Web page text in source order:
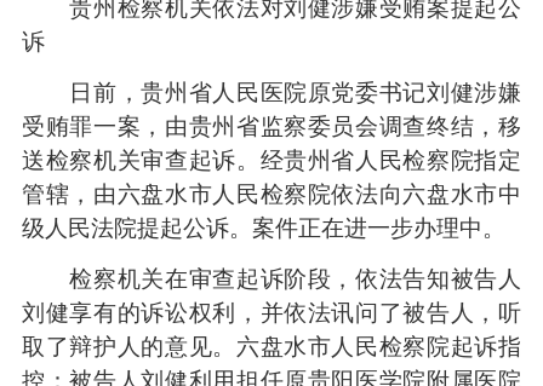
贵州检察机关依法对刘健涉嫌受贿案提起公
诉
日前，贵州省人民医院原党委书记刘健涉嫌
受贿罪一案，由贵州省监察委员会调查终结，移
送检察机关审查起诉。经贵州省人民检察院指定
管辖，由六盘水市人民检察院依法向六盘水市中
级人民法院提起公诉。案件正在进一步办理中。
检察机关在审查起诉阶段，依法告知被告人
刘健享有的诉讼权利，并依法讯问了被告人，听
取了辩护人的意见。六盘水市人民检察院起诉指
控：被告人刘健利用担任原贵阳医学院附属医院